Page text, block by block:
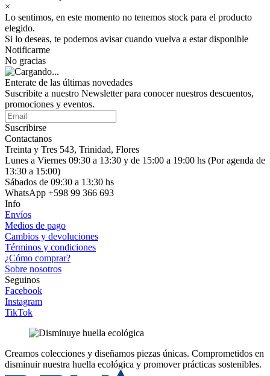
×
Lo sentimos, en este momento no tenemos stock para el producto
elegido.
Si lo deseas, te podemos avisar cuando vuelva a estar disponible
Notificarme
No gracias
Enterate de las últimas novedades
Suscribite a nuestro Newsletter para conocer nuestros descuentos,
promociones y eventos.
Suscribirse
Contactanos
Treinta y Tres 543, Trinidad, Flores
Lunes a Viernes 09:30 a 13:30 y de 15:00 a 19:00 hs (Por agenda de
13:30 a 15:00)
Sábados de 09:30 a 13:30 hs
WhatsApp +598 99 366 693
Info
Envíos
Medios de pago
Cambios y devoluciones
Términos y condiciones
¿Cómo comprar?
Sobre nosotros
Seguinos
Facebook
Instagram
TikTok
Creamos colecciones y diseñamos piezas únicas. Comprometidos en
disminuir nuestra huella ecológica y promover prácticas sostenibles.